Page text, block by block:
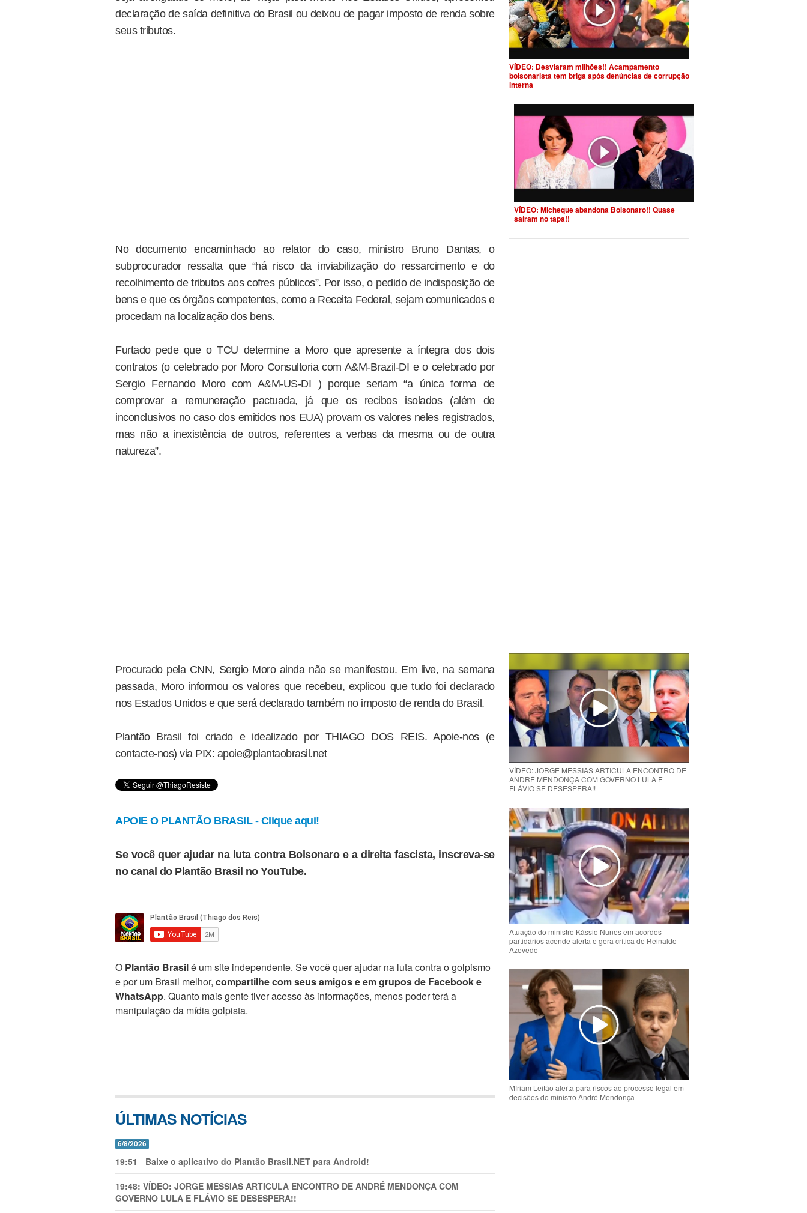
declaração de saída definitiva do Brasil ou deixou de pagar imposto de renda sobre
seus tributos.
No documento encaminhado ao relator do caso, ministro Bruno Dantas, o
subprocurador ressalta que “há risco da inviabilização do ressarcimento e do
recolhimento de tributos aos cofres públicos”. Por isso, o pedido de indisposição de
bens e que os órgãos competentes, como a Receita Federal, sejam comunicados e
procedam na localização dos bens.
Furtado pede que o TCU determine a Moro que apresente a íntegra dos dois
contratos (o celebrado por Moro Consultoria com A&M-Brazil-DI e o celebrado por
Sergio Fernando Moro com A&M-US-DI ) porque seriam “a única forma de
comprovar a remuneração pactuada, já que os recibos isolados (além de
inconclusivos no caso dos emitidos nos EUA) provam os valores neles registrados,
mas não a inexistência de outros, referentes a verbas da mesma ou de outra
natureza”.
Procurado pela CNN, Sergio Moro ainda não se manifestou. Em live, na semana
passada, Moro informou os valores que recebeu, explicou que tudo foi declarado
nos Estados Unidos e que será declarado também no imposto de renda do Brasil.
Plantão Brasil foi criado e idealizado por THIAGO DOS REIS. Apoie-nos (e
contacte-nos) via PIX: apoie@plantaobrasil.net
APOIE O PLANTÃO BRASIL - Clique aqui!
Se você quer ajudar na luta contra Bolsonaro e a direita fascista, inscreva-se
no canal do Plantão Brasil no YouTube.
O Plantão Brasilé um site independente. Se você quer ajudar na luta contra o golpismo
e por um Brasil melhor, compartilhe com seus amigos e em grupos de Facebook e
WhatsApp. Quanto mais gente tiver acesso às informações, menos poder terá a
manipulação da mídia golpista.
ÚLTIMAS NOTÍCIAS
6/8/2026
19:51 - Baixe o aplicativo do Plantão Brasil.NET para Android!
19:48: VÍDEO: JORGE MESSIAS ARTICULA ENCONTRO DE ANDRÉ MENDONÇA COM
GOVERNO LULA E FLÁVIO SE DESESPERA!!
VÍDEO: Desviaram milhões!! Acampamento
bolsonarista tem briga após denúncias de corrupção
interna
VÍDEO: Micheque abandona Bolsonaro!! Quase
saíram no tapa!!
VÍDEO: JORGE MESSIAS ARTICULA ENCONTRO DE
ANDRÉ MENDONÇA COM GOVERNO LULA E
FLÁVIO SE DESESPERA!!
Atuação do ministro Kássio Nunes em acordos
partidários acende alerta e gera crítica de Reinaldo
Azevedo
Míriam Leitão alerta para riscos ao processo legal em
decisões do ministro André Mendonça